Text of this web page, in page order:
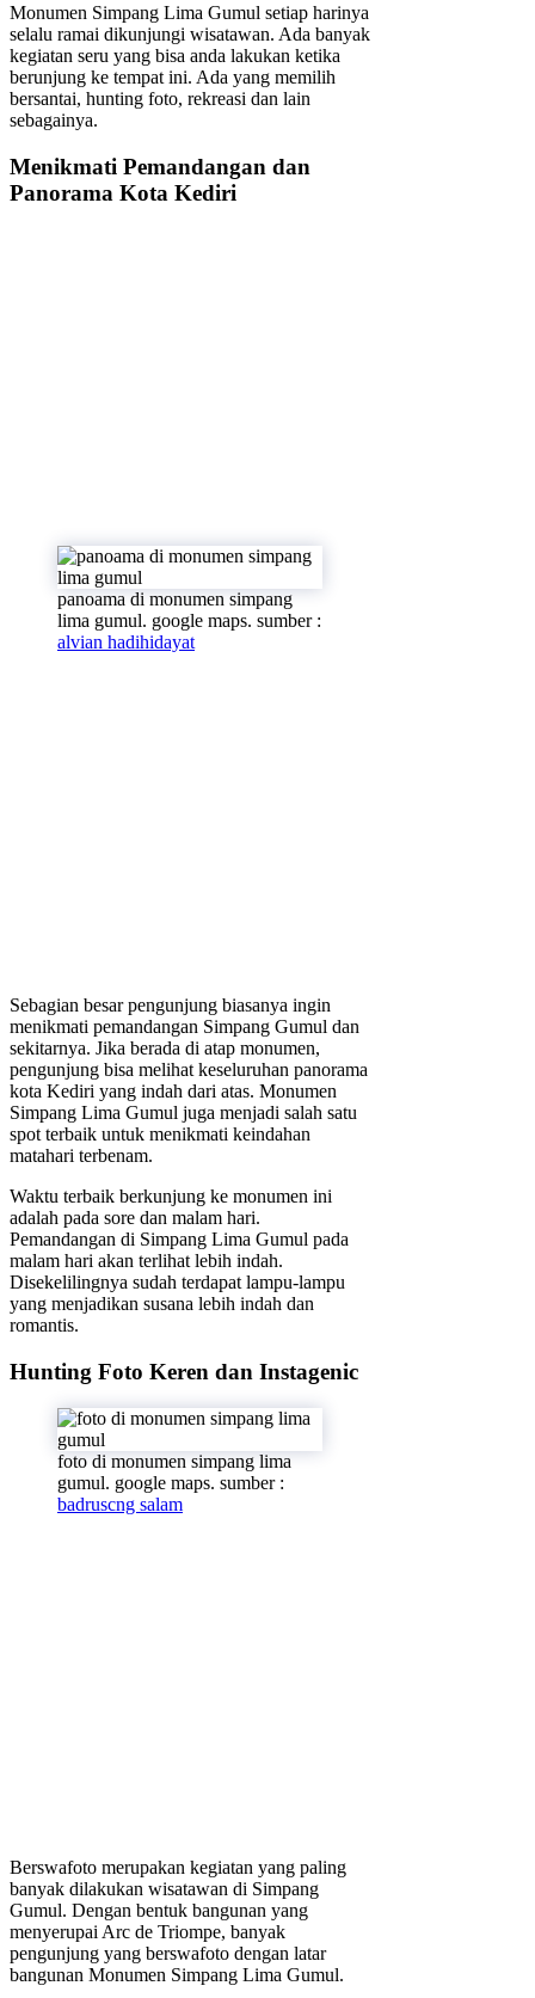
Monumen Simpang Lima Gumul setiap harinya
selalu ramai dikunjungi wisatawan. Ada banyak
kegiatan seru yang bisa anda lakukan ketika
berunjung ke tempat ini. Ada yang memilih
bersantai, hunting foto, rekreasi dan lain
sebagainya.
Menikmati Pemandangan dan
Panorama Kota Kediri
panoama di monumen simpang
lima gumul. google maps. sumber :
alvian hadihidayat
Sebagian besar pengunjung biasanya ingin
menikmati pemandangan Simpang Gumul dan
sekitarnya. Jika berada di atap monumen,
pengunjung bisa melihat keseluruhan panorama
kota Kediri yang indah dari atas. Monumen
Simpang Lima Gumul juga menjadi salah satu
spot terbaik untuk menikmati keindahan
matahari terbenam.
Waktu terbaik berkunjung ke monumen ini
adalah pada sore dan malam hari.
Pemandangan di Simpang Lima Gumul pada
malam hari akan terlihat lebih indah.
Disekelilingnya sudah terdapat lampu-lampu
yang menjadikan susana lebih indah dan
romantis.
Hunting Foto Keren dan Instagenic
foto di monumen simpang lima
gumul. google maps. sumber :
badruscng salam
Berswafoto merupakan kegiatan yang paling
banyak dilakukan wisatawan di Simpang
Gumul. Dengan bentuk bangunan yang
menyerupai Arc de Triompe, banyak
pengunjung yang berswafoto dengan latar
bangunan Monumen Simpang Lima Gumul.